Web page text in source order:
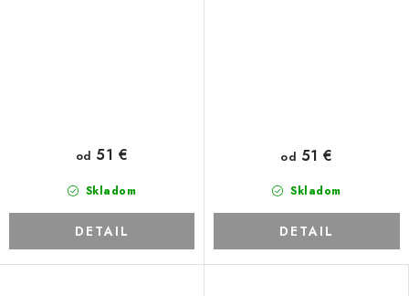
Skladom
od 51 €
DETAIL
Skladom
od 51 €
DETAIL